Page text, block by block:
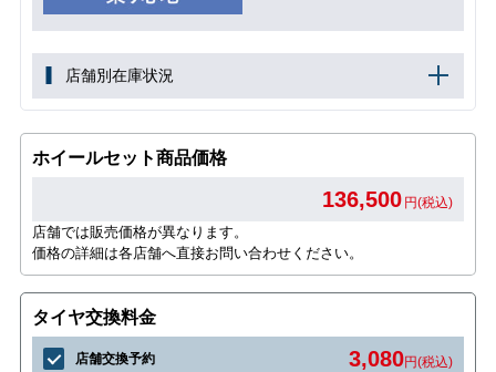
店舗別在庫状況
ホイールセット商品価格
136,500 円(税込)
店舗では販売価格が異なります。
価格の詳細は各店舗へ直接お問い合わせください。
タイヤ交換料金
店舗交換予約 3,080円(税込)